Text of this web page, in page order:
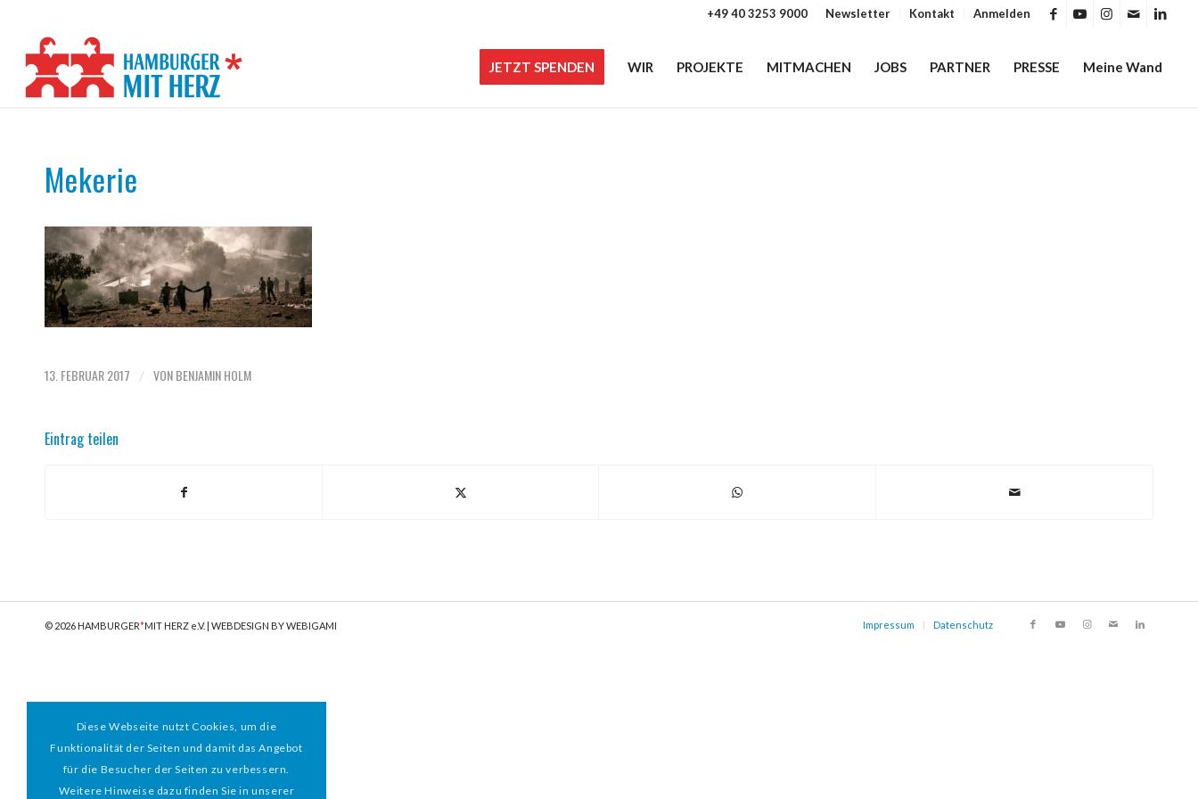
Newsletter Kontakt Anmelden
+49 40 3253 9000
JETZT SPENDEN WIR PROJEKTE MITMACHEN JOBS PARTNER PRESSE Meine Wand
Mekerie
13. FEBRUAR 2017 / VONBENJAMIN HOLM
Eintrag teilen
© 2026 HAMBURGER*MIT HERZ e.V. | WEBDESIGN BY WEBIGAMI Impressum Datenschutz
Diese Webseite nutzt Cookies, um die
Funktionalität der Seiten und damit das Angebot
für die Besucher der Seiten zu verbessern.
Weitere Hinweise dazu finden Sie in unserer